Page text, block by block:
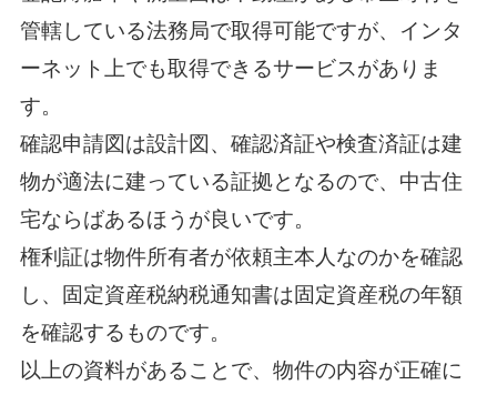
管轄している法務局で取得可能ですが、インタ
ーネット上でも取得できるサービスがありま
す。
確認申請図は設計図、確認済証や検査済証は建
物が適法に建っている証拠となるので、中古住
宅ならばあるほうが良いです。
権利証は物件所有者が依頼主本人なのかを確認
し、固定資産税納税通知書は固定資産税の年額
を確認するものです。
以上の資料があることで、物件の内容が正確に